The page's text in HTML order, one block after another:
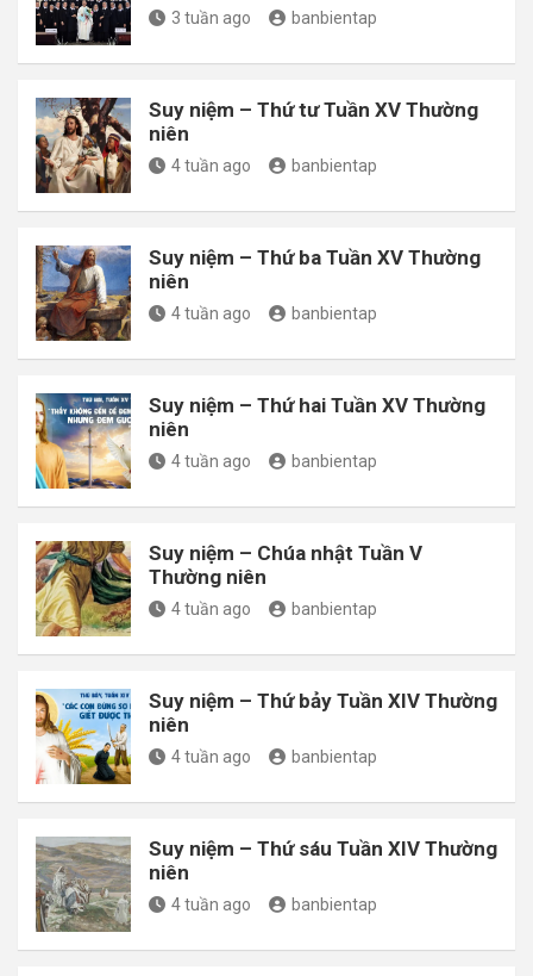
3 tuần ago banbientap
Suy niệm – Thứ tư Tuần XV Thường
niên
4 tuần ago banbientap
Suy niệm – Thứ ba Tuần XV Thường
niên
4 tuần ago banbientap
Suy niệm – Thứ hai Tuần XV Thường
niên
4 tuần ago banbientap
Suy niệm – Chúa nhật Tuần V
Thường niên
4 tuần ago banbientap
Suy niệm – Thứ bảy Tuần XIV Thường
niên
4 tuần ago banbientap
Suy niệm – Thứ sáu Tuần XIV Thường
niên
4 tuần ago banbientap